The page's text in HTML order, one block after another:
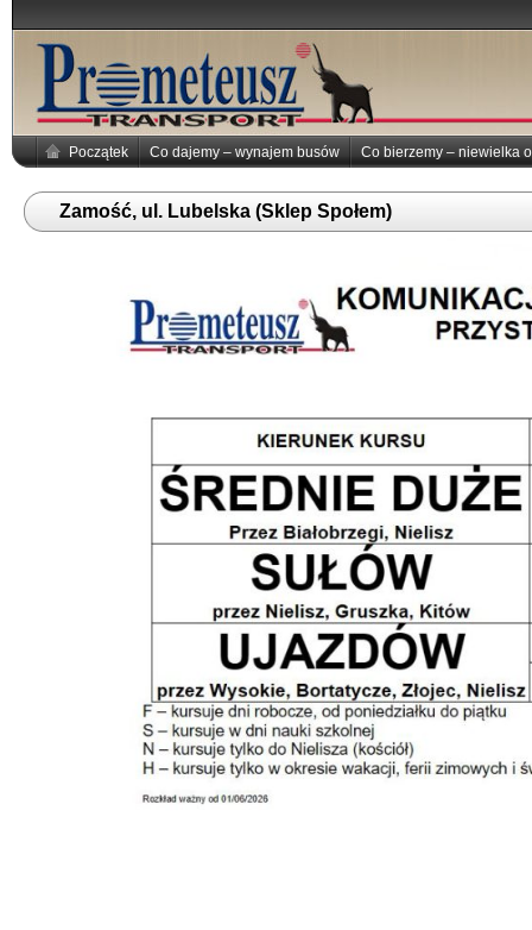
Początek Co dajemy – wynajem busów Co bierzemy – niewielka
Zamość, ul. Lubelska (Sklep Społem)